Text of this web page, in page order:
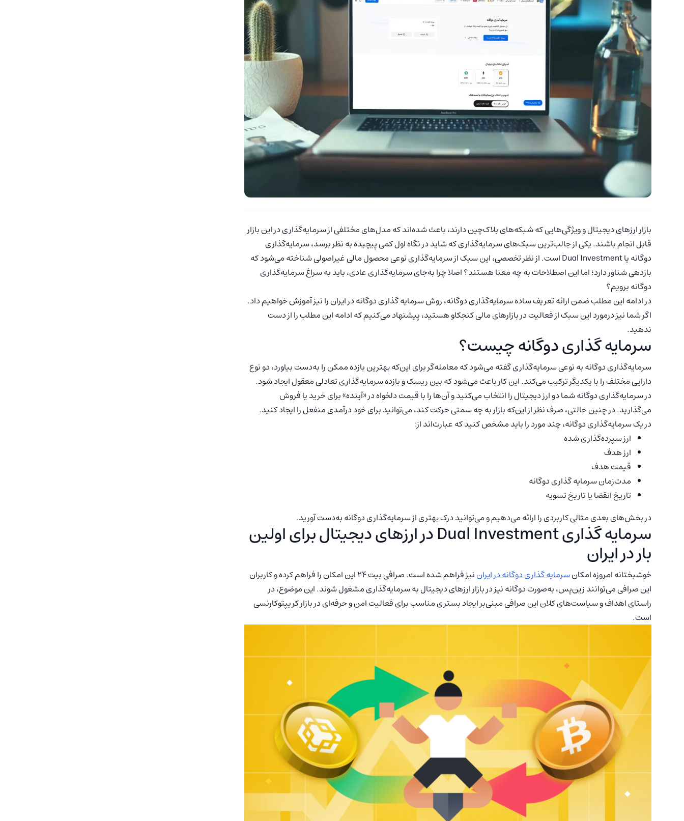
بازار ارزهای دیجیتال و ویژگی‌هایی که شبکه‌های بلاک‌چین دارند، باعث شده‌اند که مدل‌های مختلفی از سرمایه‌گذاری در این بازار
قابل انجام باشند. یکی از جالب‌ترین سبک‌های سرمایه‌گذاری که شاید در نگاه اول کمی پیچیده به نظر برسد، سرمایه‌گذاری
دوگانه یا Dual Investment است. از نظر تخصصی، این سبک از سرمایه‌گذاری نوعی محصول مالی غیراصولی شناخته می‌شود که
بازدهی شناور دارد؛ اما این اصطلاحات به چه معنا هستند؟ اصلا چرا به‌جای سرمایه‌گذاری عادی، باید به سراغ سرمایه‌گذاری
دوگانه برویم؟
در ادامه این مطلب ضمن ارائه تعریف ساده سرمایه‌گذاری دوگانه، روش سرمایه گذاری دوگانه در ایران را نیز آموزش خواهیم داد.
اگر شما نیز درمورد این سبک از فعالیت در بازارهای مالی کنجکاو هستید، پیشنهاد می‌کنیم که ادامه این مطلب را از دست
ندهید.
سرمایه گذاری دوگانه چیست؟
سرمایه‌گذاری دوگانه به نوعی سرمایه‌گذاری گفته می‌شود که معامله‌گر برای این‌که بهترین بازده ممکن را به‌دست بیاورد، دو نوع
دارایی مختلف را با یکدیگر ترکیب می‌کند. این کار باعث می‌شود که بین ریسک و بازده سرمایه‌گذاری تعادلی معقول ایجاد شود.
در سرمایه‌گذاری دوگانه شما دو ارز دیجیتال را انتخاب می‌کنید و آن‌ها را با قیمت دلخواه در «آینده» برای خرید یا فروش
می‌گذارید. در چنین حالتی، صرف نظر از این‌که بازار به چه سمتی حرکت کند، می‌توانید برای خود درآمدی منفعل را ایجاد کنید.
در یک سرمایه‌گذاری دوگانه، چند مورد را باید مشخص کنید که عبارت‌اند از:
ارز سپرده‌گذاری شده
ارز هدف
قیمت هدف
مدت‌زمان سرمایه گذاری دوگانه
تاریخ انقضا یا تاریخ تسویه
در بخش‌های بعدی مثالی کاربردی را ارائه می‌دهیم و می‌توانید درک بهتری از سرمایه‌گذاری دوگانه به‌دست آورید.
سرمایه گذاریDual Investmentدر ارزهای دیجیتال برای اولین
بار در ایران
خوشبختانه امروزه امکانسرمایه گذاری دوگانه در ایران
نیز فراهم شده است. صرافی بیت ۲۴ این امکان را فراهم کرده و کاربران
این صرافی می‌توانند زین‌پس، به‌صورت دوگانه نیز در بازار ارزهای دیجیتال به سرمایه‌گذاری مشغول شوند. این موضوع، در
راستای اهداف و سیاست‌های کلان این صرافی مبنی‌بر ایجاد بستری مناسب برای فعالیت امن و حرفه‌ای در بازار کریپتوکارنسی
است.